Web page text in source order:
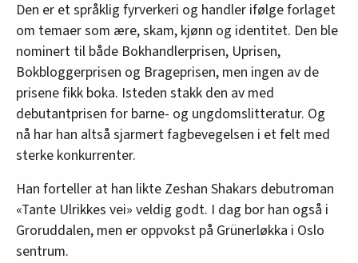
Den er et språklig fyrverkeri og handler ifølge forlaget
om temaer som ære, skam, kjønn og identitet. Den ble
nominert til både Bokhandlerprisen, Uprisen,
Bokbloggerprisen og Brageprisen, men ingen av de
prisene fikk boka. Isteden stakk den av med
debutantprisen for barne- og ungdomslitteratur. Og
nå har han altså sjarmert fagbevegelsen i et felt med
sterke konkurrenter.
Han forteller at han likte Zeshan Shakars debutroman
«Tante Ulrikkes vei» veldig godt. I dag bor han også i
Groruddalen, men er oppvokst på Grünerløkka i Oslo
sentrum.